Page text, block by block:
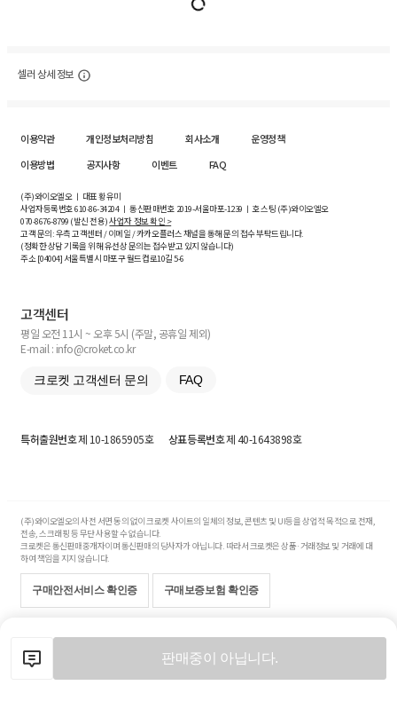
판매중이 아닙니다.
셀러 상세 정보
이용약관 개인정보처리방침 회사소개
운영정책
이용방법
공지사항 이벤트 FAQ
(주)와이오엘오 ㅣ 대표 황유미
사업자등록번호610-86-34204ㅣ 통신판매번호 2019-서울마포-1239 ㅣ 호스팅 (주)와이오엘오
070-8676-8799 (발신 전용)사업자 정보 확인 >
고객 문의: 우측 고객센터 / 이메일 / 카카오플러스 채널을 통해 문의 접수 부탁드립니다.
(정확한 상담 기록을 위해 유선상 문의는 접수받고 있지 않습니다)
주소 [04004] 서울특별시 마포구 월드컵로10길5-6
고객센터
평일 오전 11시 ~ 오후 5시 (주말, 공휴일 제외)
E-mail : info@croket.co.kr
크로켓 고객센터 문의 FAQ
특허출원번호제 10-1865905호 상표등록번호제 40-1643898호
(주)와이오엘오의 사전 서면 동의 없이 크로켓 사이트의 일체의 정보, 콘텐츠 및 UI등을 상업적 목적으로 전재,
전송, 스크래핑 등 무단 사용할 수 없습니다.
크로켓은 통신판매중개자이며 통신판매의 당사자가 아닙니다. 따라서 크로켓은 상품·거래정보 및 거래에 대
하여 책임을 지지 않습니다.
구매안전서비스 확인증 구매보증보험 확인증